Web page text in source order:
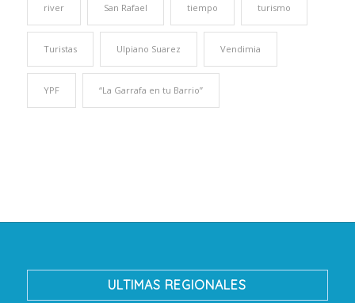
river San Rafael tiempo turismo
Turistas Ulpiano Suarez Vendimia
YPF “La Garrafa en tu Barrio”
ULTIMAS REGIONALES